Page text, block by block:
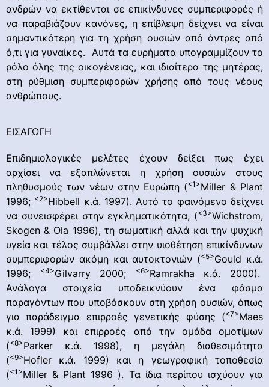
ανδρών να εκτίθενται σε επικίνδυνες συμπεριφορές ή
να παραβιάζουν κανόνες, η επίβλεψη δείχνει να είναι
σημαντικότερη για τη χρήση ουσιών από άντρες από
ό,τι για γυναίκες. Αυτά τα ευρήματα υπογραμμίζουν το
ρόλο όλης της οικογένειας, και ιδιαίτερα της μητέρας,
στη ρύθμιση συμπεριφορών χρήσης από τους νέους
ανθρώπους.
ΕΙΣΑΓΩΓΗ
Επιδημιολογικές μελέτες έχουν δείξει πως έχει
αρχίσει να εξαπλώνεται η χρήση ουσιών στους
πληθυσμούς των νέων στην Ευρώπη (<1>Miller & Plant
1996; <2>Hibbell κ.ά. 1997). Αυτό το φαινόμενο δείχνει
να συνεισφέρει στην εγκληματικότητα, (<3>Wichstrom,
Skogen & Ola 1996), τη σωματική αλλά και την ψυχική
υγεία και τέλος συμβάλλει στην υιοθέτηση επικίνδυνων
συμπεριφορών ακόμη και αυτοκτονιών (<5>Gould κ.ά.
1996;
<4>Gilvarry 2000; <6>Ramrakha κ.ά. 2000).
Ανάλογα στοιχεία υποδεικνύουν ένα φάσμα
παραγόντων που υποβόσκουν στη χρήση ουσιών, όπως
για παράδειγμα επιρροές γενετικής φύσης (<7>Maes
κ.ά. 1999) και επιρροές από την ομάδα ομοτίμων
(<8>Parker κ.ά. 1998), η μεγάλη διαθεσιμότητα
(<9>Hofler κ.ά. 1999) και η γεωγραφική τοποθεσία
(<1>Miller & Plant 1996 ). Τα ίδια περίπου ισχύουν για